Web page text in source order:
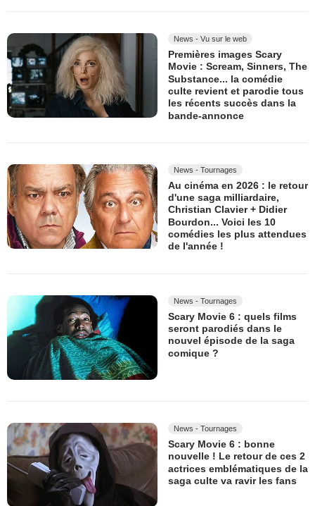
News - Vu sur le web
Premières images Scary
Movie : Scream, Sinners, The
Substance... la comédie
culte revient et parodie tous
les récents succès dans la
bande-annonce
News - Tournages
Au cinéma en 2026 : le retour
d'une saga milliardaire,
Christian Clavier + Didier
Bourdon... Voici les 10
comédies les plus attendues
de l'année !
News - Tournages
Scary Movie 6 : quels films
seront parodiés dans le
nouvel épisode de la saga
comique ?
News - Tournages
Scary Movie 6 : bonne
nouvelle ! Le retour de ces 2
actrices emblématiques de la
saga culte va ravir les fans